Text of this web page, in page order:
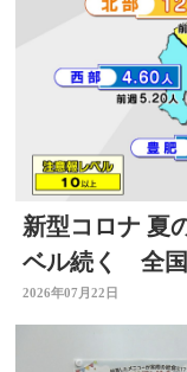
新型コロナ 夏
ベル続く 全
分
2026年07月22日